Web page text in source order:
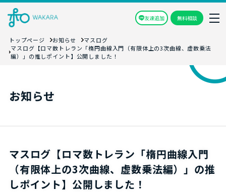
友達追加 無料相談
トップページ お知らせ
マスログ
マスログ【ロマ数トレラン「楕円曲線入門（有限体上の3次曲線、虚数乗法
編）」の推しポイント】公開しました！
お知らせ
マスログ【ロマ数トレラン「楕円曲線入門
（有限体上の3次曲線、虚数乗法編）」の推
しポイント】公開しました！